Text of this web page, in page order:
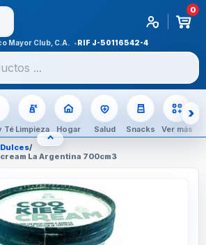
0
Mayor Club, C.A. RIF J-50116542-4
Té Limpieza Hogar Salud Snacks Ver más
⌃OCULTAR CATEGORÍAS
/
La Argentina 700cm3